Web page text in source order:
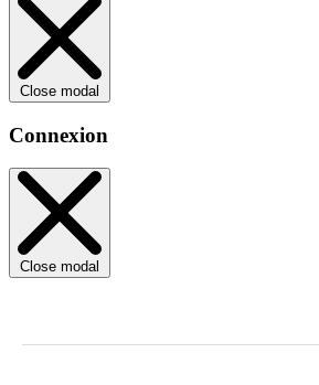
Close modal
Connexion
Close modal